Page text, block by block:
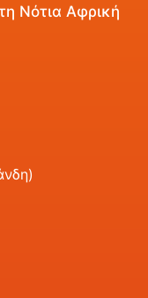
Νότια Αφρική